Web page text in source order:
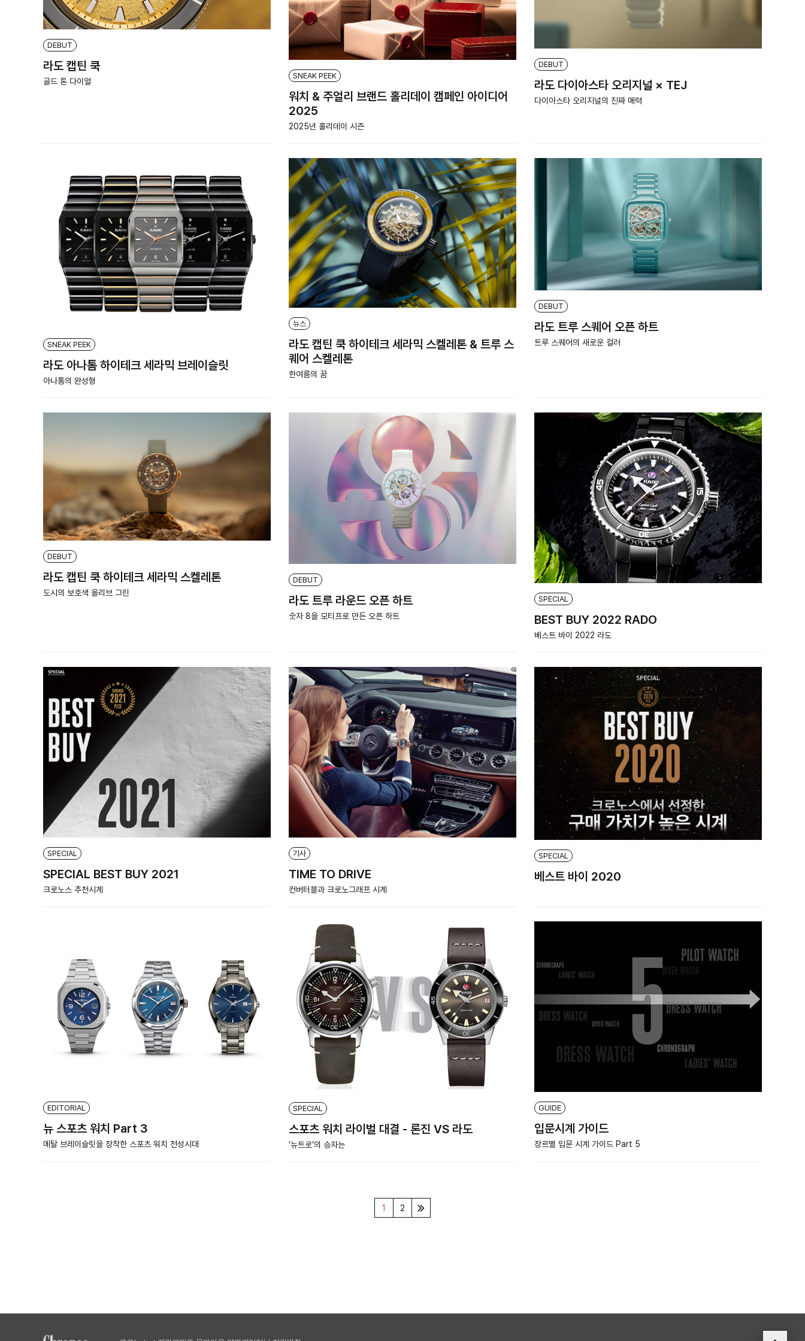
DEBUT
라도 캡틴 쿡
골드 톤 다이얼
SNEAK PEEK
워치 & 주얼리 브랜드 홀리데이 캠페인 아이디어
2025
2025년 홀리데이 시즌
DEBUT
라도 다이아스타 오리지널 × TEJ
다이아스타 오리지널의 진짜 매력
SNEAK PEEK
라도 아나톰 하이테크 세라믹 브레이슬릿
아나톰의 완성형
뉴스
라도 캡틴 쿡 하이테크 세라믹 스켈레톤 & 트루 스
퀘어 스켈레톤
한여름의 꿈
DEBUT
라도 트루 스퀘어 오픈 하트
트루 스퀘어의 새로운 컬러
DEBUT
라도 캡틴 쿡 하이테크 세라믹 스켈레톤
도시의 보호색 올리브 그린
DEBUT
라도 트루 라운드 오픈 하트
숫자 8을 모티프로 만든 오픈 하트
SPECIAL
BEST BUY 2022 RADO
베스트 바이 2022 라도
SPECIAL
SPECIAL BEST BUY 2021
크로노스 추천시계
기사
TIME TO DRIVE
컨버터블과 크로노그래프 시계
SPECIAL
베스트 바이 2020
EDITORIAL
뉴 스포츠 워치 Part 3
메탈 브레이슬릿을 장착한 스포츠 워치 전성시대
SPECIAL
스포츠 워치 라이벌 대결 - 론진 VS 라도
‘뉴트로’의 승자는
GUIDE
입문시계 가이드
장르별 입문 시계 가이드 Part 5
1 2